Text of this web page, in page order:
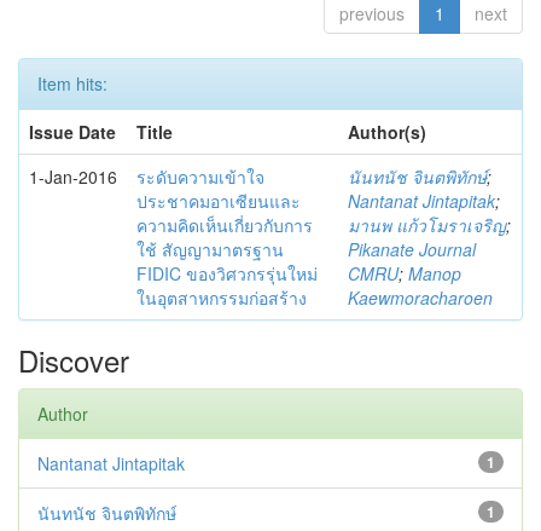
previous 1 next
Item hits:
Issue Date
Title
Author(s)
1-Jan-2016
ระดับความเข้าใจ
ประชาคมอาเซียนและ
ความคิดเห็นเกี่ยวกับการ
ใช้ สัญญามาตรฐาน
FIDIC ของวิศวกรรุ่นใหม่
ในอุตสาหกรรมก่อสร้าง
นันทนัช จินตพิทักษ์;
Nantanat Jintapitak;
มานพ แก้วโมราเจริญ;
Pikanate Journal
CMRU; Manop
Kaewmoracharoen
Discover
Author
1
Nantanat Jintapitak
1
นันทนัช จินตพิทักษ์